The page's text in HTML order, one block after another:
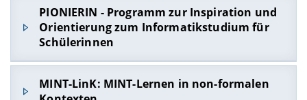
PIONIERIN - Programm zur Inspiration und
Orientierung zum Informatikstudium für
Schülerinnen
MINT-LinK: MINT-Lernen in non-formalen